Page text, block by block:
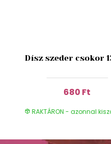
Dísz szeder csokor
680 Ft
RAKTÁRON - azonnal